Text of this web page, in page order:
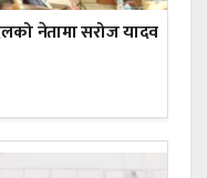
नेतामा सरोज यादव